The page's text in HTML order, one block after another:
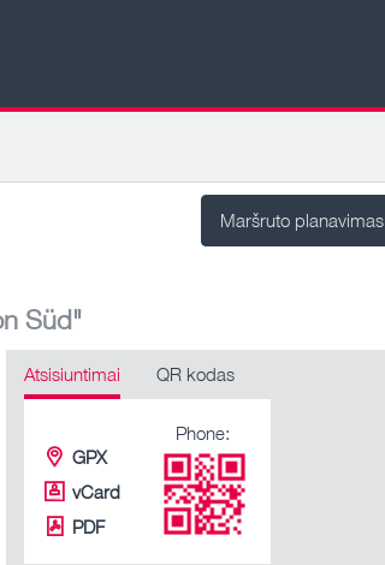
Maršruto planavimas
Süd"
Atsisiuntimai QR kodas
GPX
vCard
PDF
Phone: